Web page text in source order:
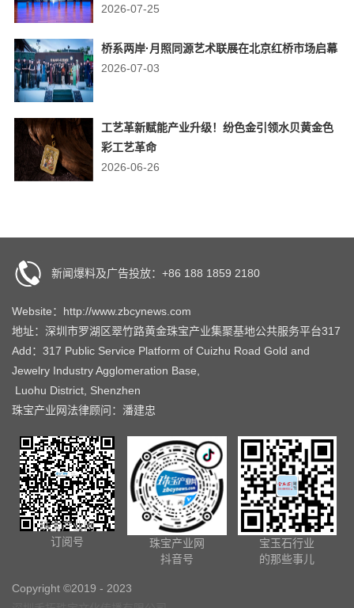
2026-07-25
桥系两岸·月照同源艺术联展在北京红桥市场启幕
2026-07-03
工艺革新赋能产业升级！纷色金引领水贝黄金色
彩工艺革命
2026-06-26
新闻爆料及广告投放：+86 188 1859 2180
Website：http://www.zbcynews.com
地址：深圳市罗湖区翠竹路黄金珠宝产业集聚基地公共服务平台317
Add：317 Public Service Platform of Cuizhu Road Gold and
Jewelry Industry Agglomeration Base,
Luohu District, Shenzhen
珠宝产业网法律顾问：潘建忠
珠宝产业网
订阅号
珠宝产业网
抖音号
宝玉石行业
的那些事儿
Copyright ©2019 - 2023